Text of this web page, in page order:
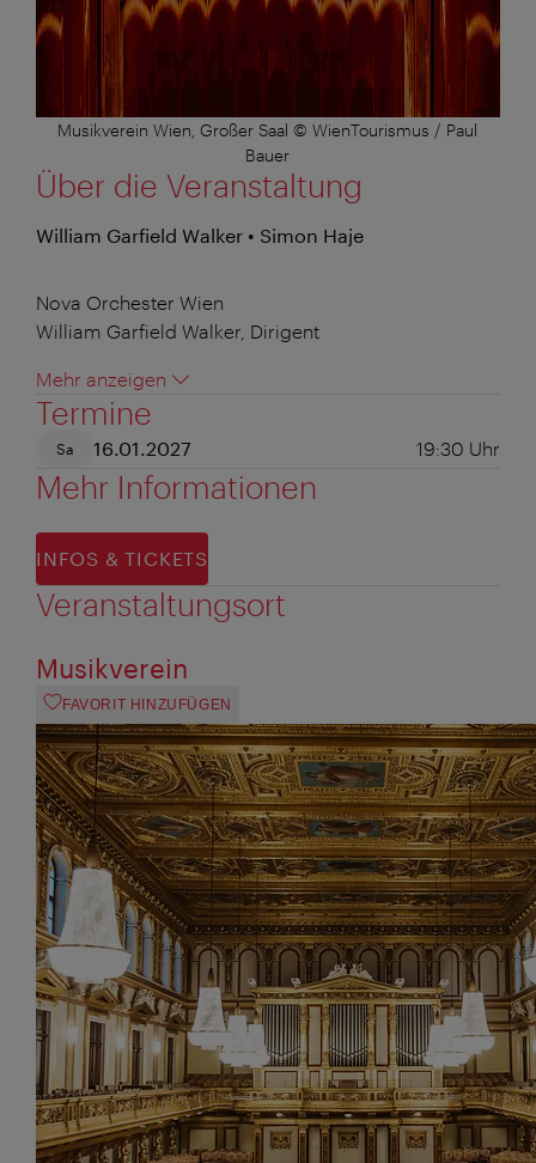
Musikverein Wien, Großer Saal © WienTourismus / Paul
Bauer
Über die Veranstaltung
William Garfield Walker • Simon Haje
Nova Orchester Wien
William Garfield Walker, Dirigent
Mehr anzeigen
Termine
Sa 16.01.2027 19:30 Uhr
Mehr Informationen
INFOS & TICKETS
Veranstaltungsort
Musikverein
FAVORIT HINZUFÜGEN